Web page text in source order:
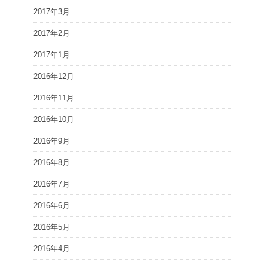
2017年3月
2017年2月
2017年1月
2016年12月
2016年11月
2016年10月
2016年9月
2016年8月
2016年7月
2016年6月
2016年5月
2016年4月